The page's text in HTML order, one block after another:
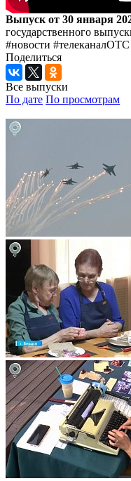
Выпуск от 30 января
государственного
#новости
Поделиться
Все выпуски
По дате По просмотрам